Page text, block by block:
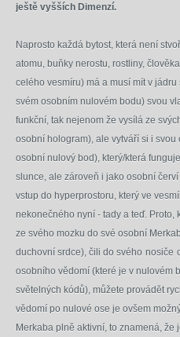
ještě vyšších Dimenzí.
Naprosto každá bytost, která není
atomu, buňky nerostu, rostliny,
celého vesmíru) má a musí mít v
svém osobním nulovém bodu) svou
funkční, tak nejenom že vysílá ze
osobní hologram), ale vytváří si i
osobní nulový bod), který/která
slunce, ale zároveň i jako osobní
vstup do hyperprostoru, který ve
nekonečného nyní - tady a teď.
ze svého mozku do své osobní
duchovní srdce), čili do svého nosiče
osobního vědomí (které je v nulovém
světelných kódů), můžete provádět
vědomí po nulové ose je ovšem
Merkaba plně aktivní, to znamená, že